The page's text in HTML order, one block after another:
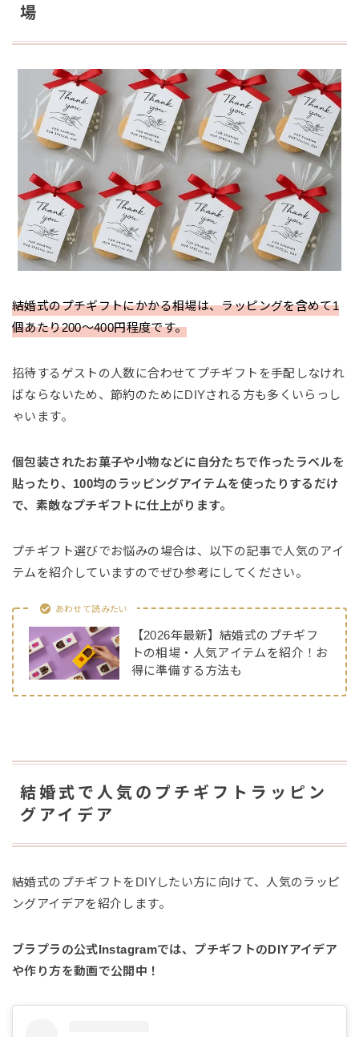
場
結婚式のプチギフトにかかる相場は、ラッピングを含めて1
個あたり200〜400円程度です。
招待するゲストの人数に合わせてプチギフトを手配しなけれ
ばならないため、節約のためにDIYされる方も多くいらっし
ゃいます。
個包装されたお菓子や小物などに自分たちで作ったラベルを
貼ったり、100均のラッピングアイテムを使ったりするだけ
で、素敵なプチギフトに仕上がります。
プチギフト選びでお悩みの場合は、以下の記事で人気のアイ
テムを紹介していますのでぜひ参考にしてください。
あわせて読みたい
【2026年最新】結婚式のプチギフ
トの相場・人気アイテムを紹介！お
得に準備する方法も
結婚式で人気のプチギフトラッピン
グアイデア
結婚式のプチギフトをDIYしたい方に向けて、人気のラッピ
ングアイデアを紹介します。
ブラプラの公式Instagramでは、プチギフトのDIYアイデア
や作り方を動画で公開中！